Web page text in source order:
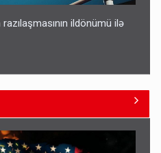
ildönümü ilə